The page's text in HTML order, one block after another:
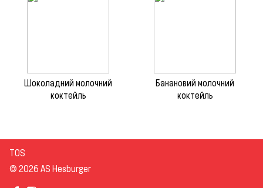
Шоколадний молочний
коктейль
Банановий молочний
коктейль
TOS
© 2026 AS Hesburger